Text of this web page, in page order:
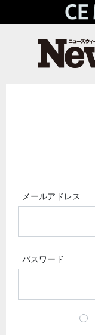
メールアドレス
パスワード